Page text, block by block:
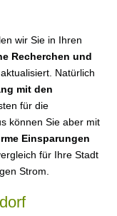
wir Sie in Ihren
Recherchen und
Natürlich
mit den
für die
können Sie aber mit
Einsparungen
für Ihre Stadt
Strom.